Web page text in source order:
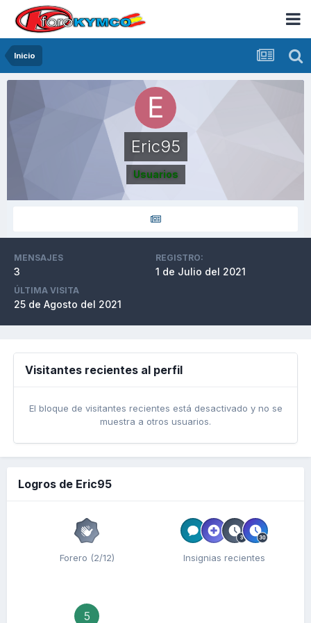
Inicio
Eric95
Usuarios
MENSAJES
3
REGISTRO:
1 de Julio del 2021
ÚLTIMA VISITA
25 de Agosto del 2021
Visitantes recientes al perfil
El bloque de visitantes recientes está desactivado y no se
muestra a otros usuarios.
Logros de Eric95
Forero (2/12) Insignias recientes
5